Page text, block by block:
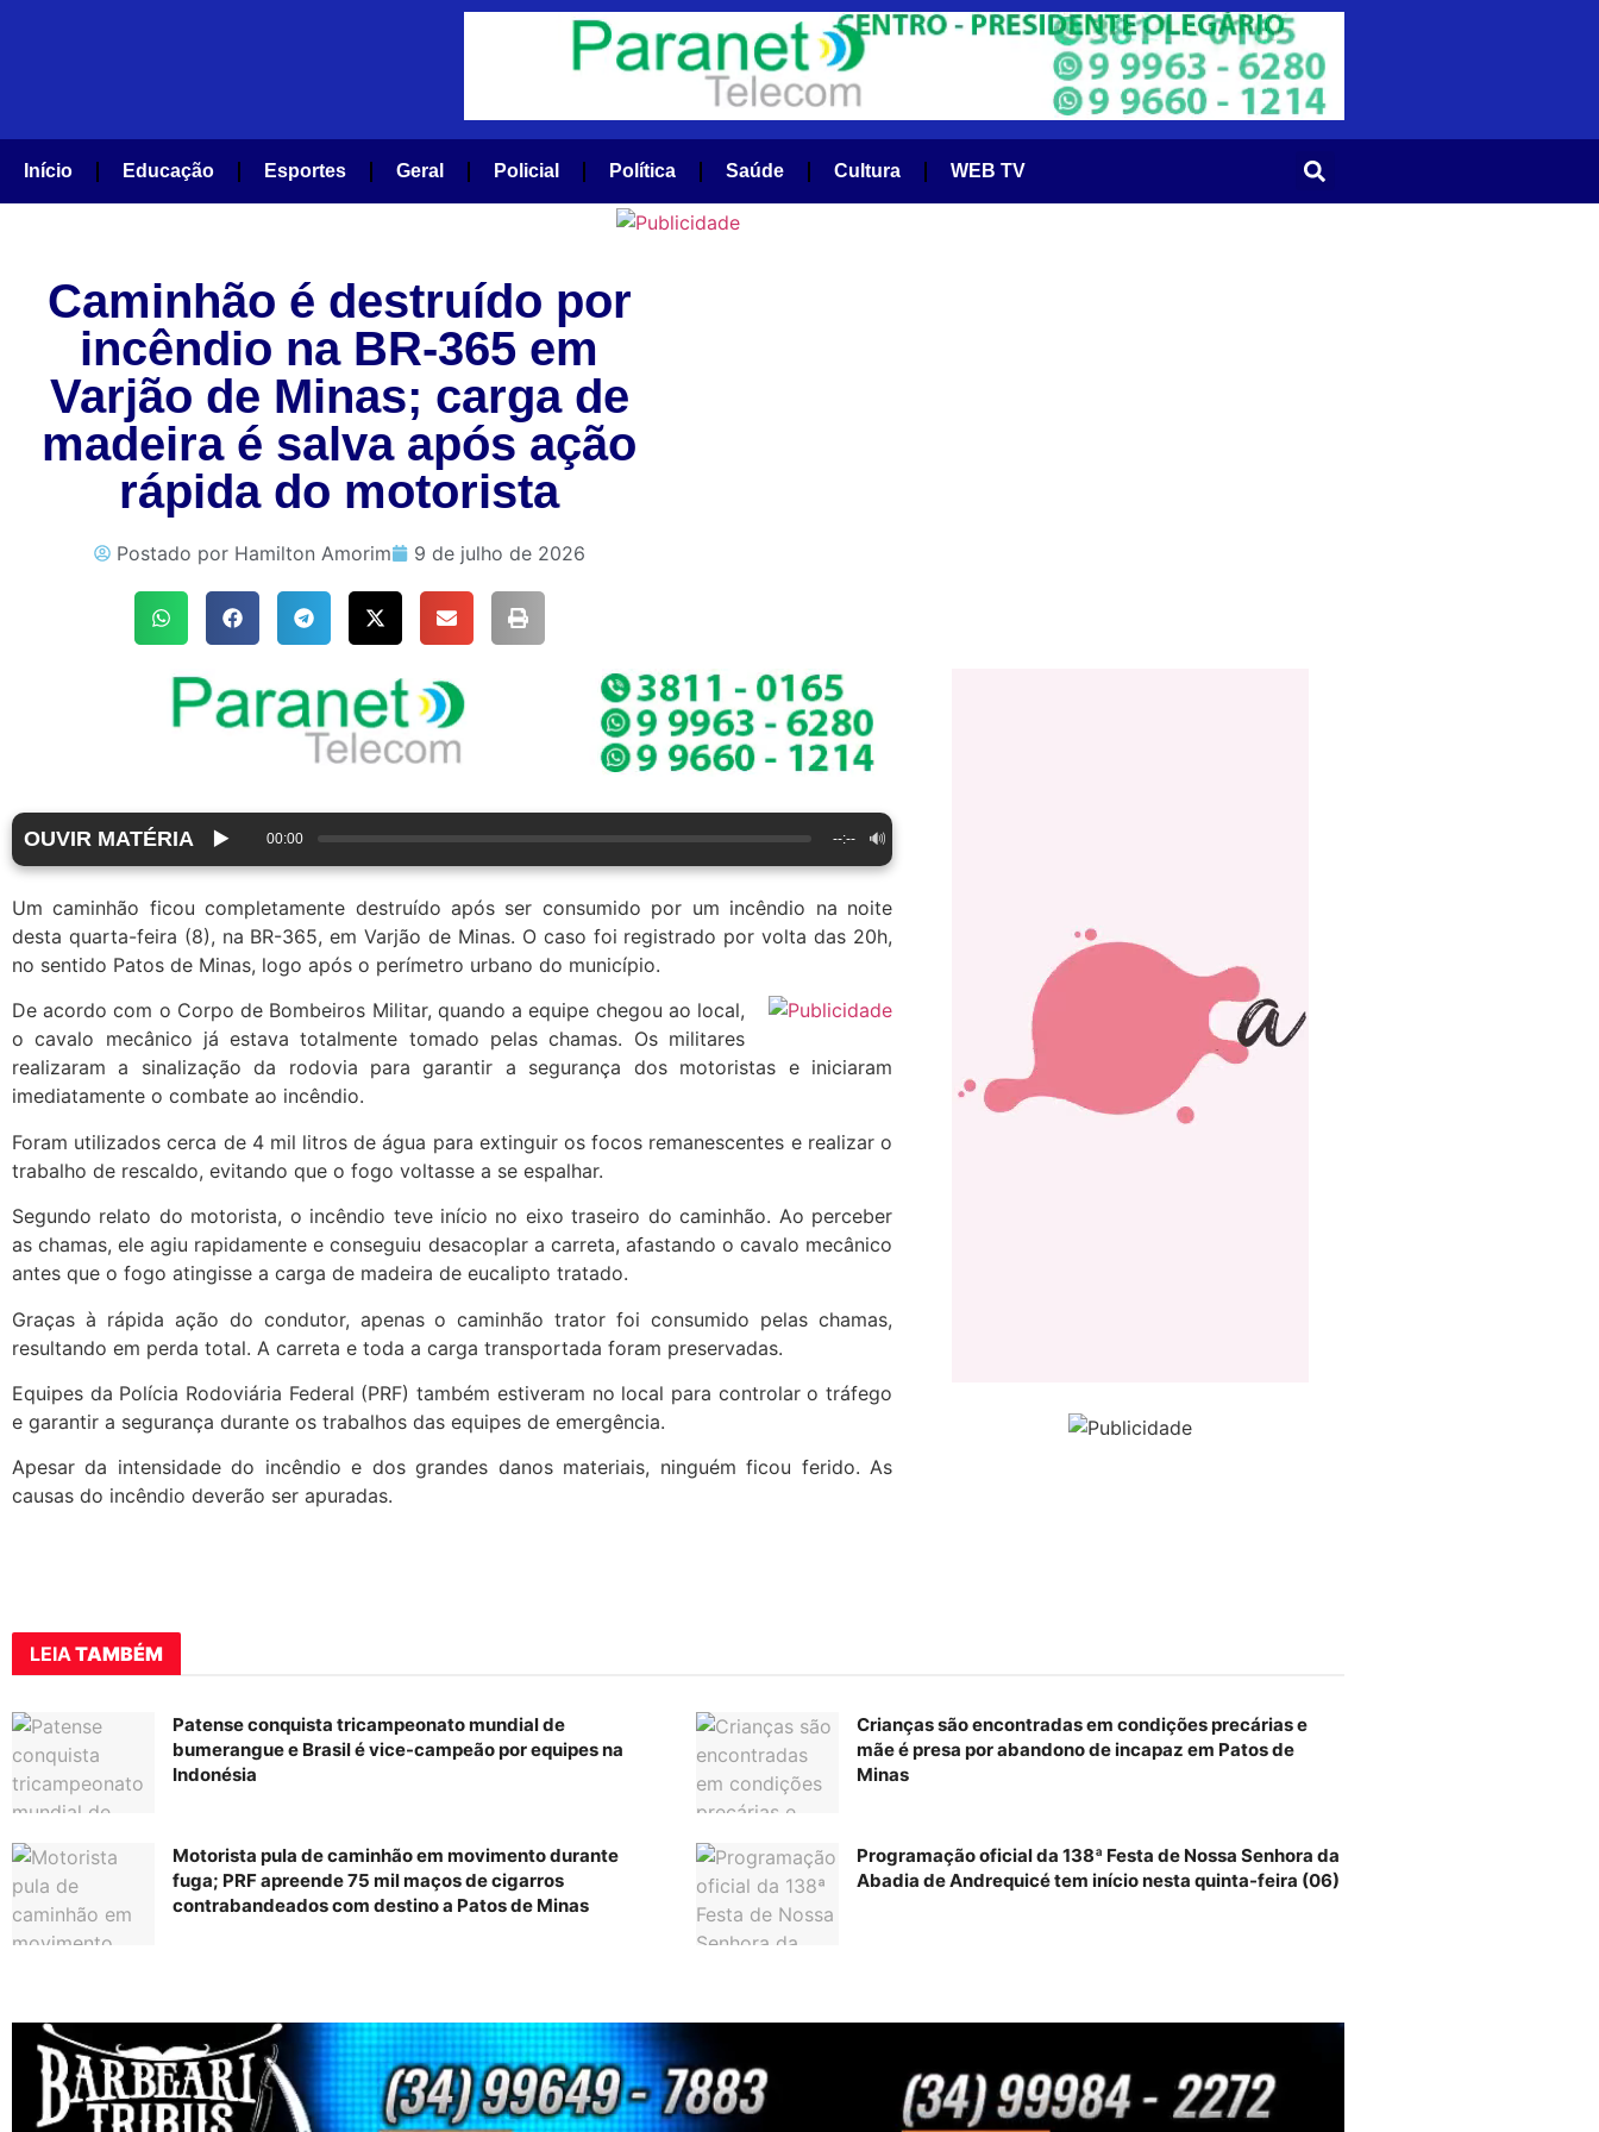
Início Educação Esportes Geral Policial Política Saúde Cultura WEB TV
Caminhão é destruído por
incêndio na BR-365 em
Varjão de Minas; carga de
madeira é salva após ação
rápida do motorista
Postado por Hamilton Amorim 9 de julho de 2026
OUVIR MATÉRIA ▶️ 00:00 --:-- 🔊
Um caminhão ficou completamente destruído após ser consumido por um incêndio na noite
desta quarta-feira (8), na BR-365, em Varjão de Minas. O caso foi registrado por volta das 20h,
no sentido Patos de Minas, logo após o perímetro urbano do município.
De acordo com o Corpo de Bombeiros Militar, quando a equipe chegou ao local,
o cavalo mecânico já estava totalmente tomado pelas chamas. Os militares
realizaram a sinalização da rodovia para garantir a segurança dos motoristas e iniciaram
imediatamente o combate ao incêndio.
Foram utilizados cerca de 4 mil litros de água para extinguir os focos remanescentes e realizar o
trabalho de rescaldo, evitando que o fogo voltasse a se espalhar.
Segundo relato do motorista, o incêndio teve início no eixo traseiro do caminhão. Ao perceber
as chamas, ele agiu rapidamente e conseguiu desacoplar a carreta, afastando o cavalo mecânico
antes que o fogo atingisse a carga de madeira de eucalipto tratado.
Graças à rápida ação do condutor, apenas o caminhão trator foi consumido pelas chamas,
resultando em perda total. A carreta e toda a carga transportada foram preservadas.
Equipes da Polícia Rodoviária Federal (PRF) também estiveram no local para controlar o tráfego
e garantir a segurança durante os trabalhos das equipes de emergência.
Apesar da intensidade do incêndio e dos grandes danos materiais, ninguém ficou ferido. As
causas do incêndio deverão ser apuradas.
LEIA TAMBÉM
Patense conquista tricampeonato mundial de
bumerangue e Brasil é vice-campeão por equipes na
Indonésia
Crianças são encontradas em condições precárias e
mãe é presa por abandono de incapaz em Patos de
Minas
Motorista pula de caminhão em movimento durante
fuga; PRF apreende 75 mil maços de cigarros
contrabandeados com destino a Patos de Minas
Programação oficial da 138ª Festa de Nossa Senhora da
Abadia de Andrequicé tem início nesta quinta-feira (06)